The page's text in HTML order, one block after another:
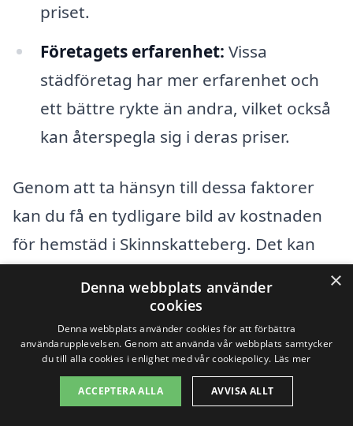
priset.
Företagets erfarenhet: Vissa
städföretag har mer erfarenhet och
ett bättre rykte än andra, vilket också
kan återspegla sig i deras priser.
Genom att ta hänsyn till dessa faktorer
kan du få en tydligare bild av kostnaden
för hemstäd i Skinnskatteberg. Det kan
olika företag för att jämföra priser och
tjänster. Många städfirmor erbjuder
kostnadsfria konsultationer, vilket gör det
enklare för dig att fatta ett informerat
×
Denna webbplats använder
cookies
Denna webbplats använder cookies för att förbättra
användarupplevelsen. Genom att använda vår webbplats samtycker
du till alla cookies i enlighet med vår cookiepolicy. Läs mer
ACCEPTERA ALLA AVVISA ALLT